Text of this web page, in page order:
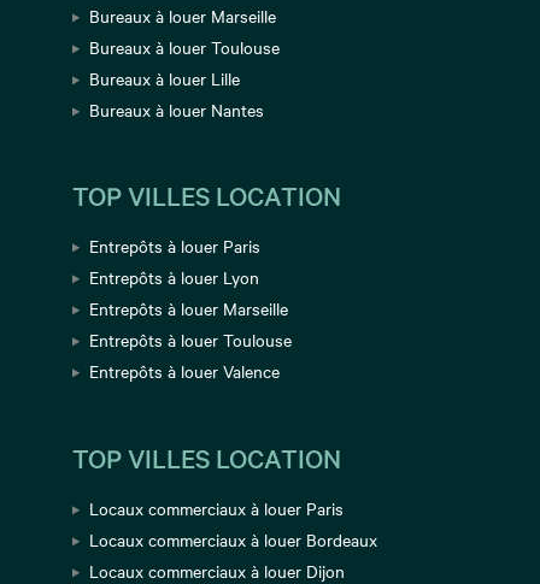
Bureaux à louer Marseille
Bureaux à louer Toulouse
Bureaux à louer Lille
Bureaux à louer Nantes
TOP VILLES LOCATION
Entrepôts à louer Paris
Entrepôts à louer Lyon
Entrepôts à louer Marseille
Entrepôts à louer Toulouse
Entrepôts à louer Valence
TOP VILLES LOCATION
Locaux commerciaux à louer Paris
Locaux commerciaux à louer Bordeaux
Locaux commerciaux à louer Dijon